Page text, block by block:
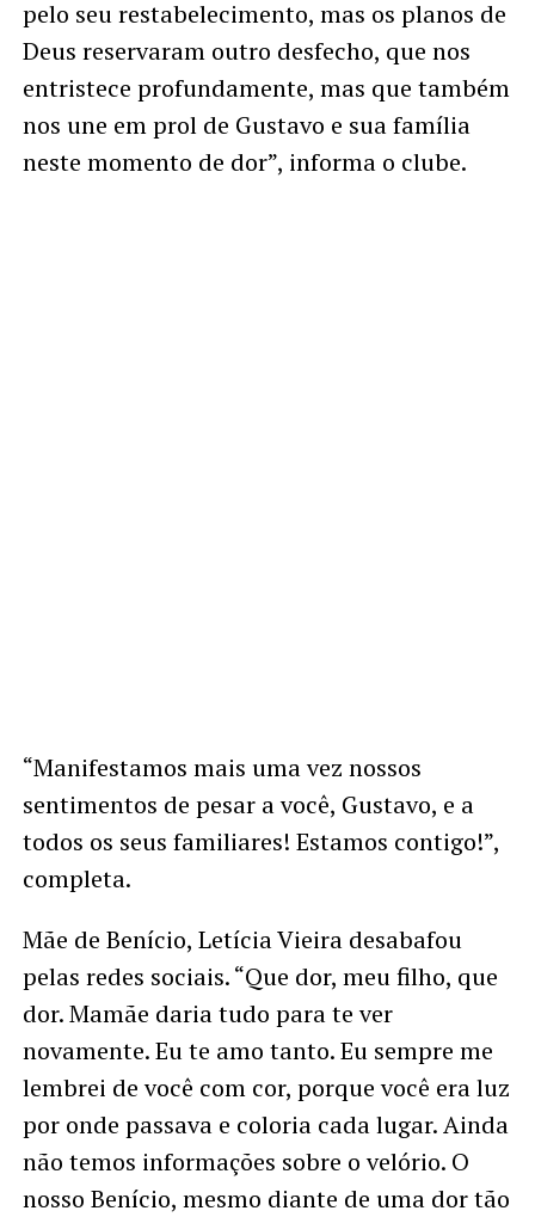
pelo seu restabelecimento, mas os planos de
Deus reservaram outro desfecho, que nos
entristece profundamente, mas que também
nos une em prol de Gustavo e sua família
neste momento de dor”, informa o clube.
“Manifestamos mais uma vez nossos
sentimentos de pesar a você, Gustavo, e a
todos os seus familiares! Estamos contigo!”,
completa.
Mãe de Benício, Letícia Vieira desabafou
pelas redes sociais. “Que dor, meu filho, que
dor. Mamãe daria tudo para te ver
novamente. Eu te amo tanto. Eu sempre me
lembrei de você com cor, porque você era luz
por onde passava e coloria cada lugar. Ainda
não temos informações sobre o velório. O
nosso Benício, mesmo diante de uma dor tão